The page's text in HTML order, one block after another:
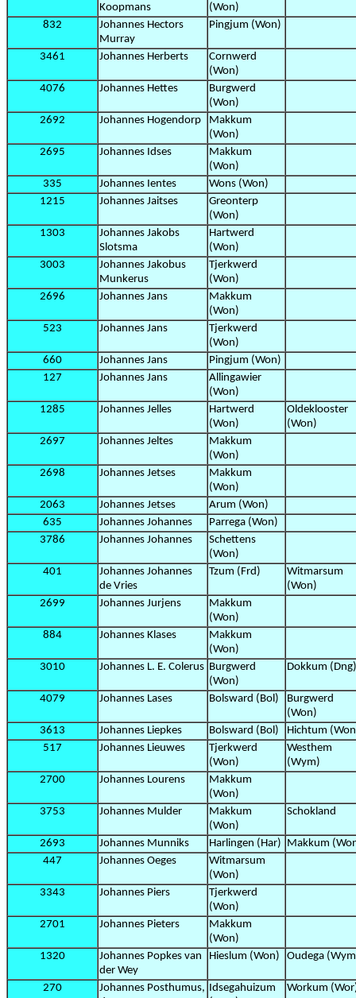
Koopmans
(Won)
832
Johannes Hectors
Murray
Pingjum (Won)
3461 Johannes Herberts
Cornwerd
(Won)
4076
Johannes Hettes
Burgwerd
(Won)
2692
Johannes Hogendorp
Makkum
(Won)
2695
Johannes Idses
Makkum
(Won)
335
Johannes Ientes
Wons (Won)
1215
Johannes Jaitses
Greonterp
(Won)
1303
Johannes Jakobs
Slotsma
Hartwerd
(Won)
3003
Johannes Jakobus
Munkerus
Tjerkwerd
(Won)
2696
Johannes Jans
Makkum
(Won)
523
Johannes Jans
Tjerkwerd
(Won)
660
Johannes Jans
Pingjum (Won)
127
Johannes Jans
Allingawier
(Won)
1285
Johannes Jelles
Hartwerd
(Won)
Oldeklooster
(Won)
2697
Johannes Jeltes
Makkum
(Won)
2698
Johannes Jetses
Makkum
(Won)
2063
Johannes Jetses
Arum (Won)
635
Johannes Johannes
Parrega (Won)
3786
Johannes Johannes
Schettens
(Won)
401
Johannes Johannes
de Vries
Tzum (Frd)
Witmarsum
(Won)
2699
Johannes Jurjens
Makkum
(Won)
884
Johannes Klases
Makkum
(Won)
3010
Johannes L. E. Colerus Burgwerd
(Won)
Dokkum (Dng)
4079 Johannes Lases Bolsward (Bol)
Burgwerd
(Won)
3613
Johannes Liepkes Bolsward (Bol)
Hichtum
517
Johannes Lieuwes
Tjerkwerd
(Won)
Westhem
(Wym)
2700
Johannes Lourens
Makkum
(Won)
3753
Johannes Mulder
Makkum
(Won)
Schokland
2693 Johannes Munniks Harlingen (Har) Makkum
447
Johannes Oeges
Witmarsum
(Won)
3343
Johannes Piers
Tjerkwerd
(Won)
2701
Johannes Pieters
Makkum
(Won)
1320
Johannes Popkes van
der Wey
Hieslum (Won) Oudega
270
Johannes Posthumus, Idsegahuizum
Workum